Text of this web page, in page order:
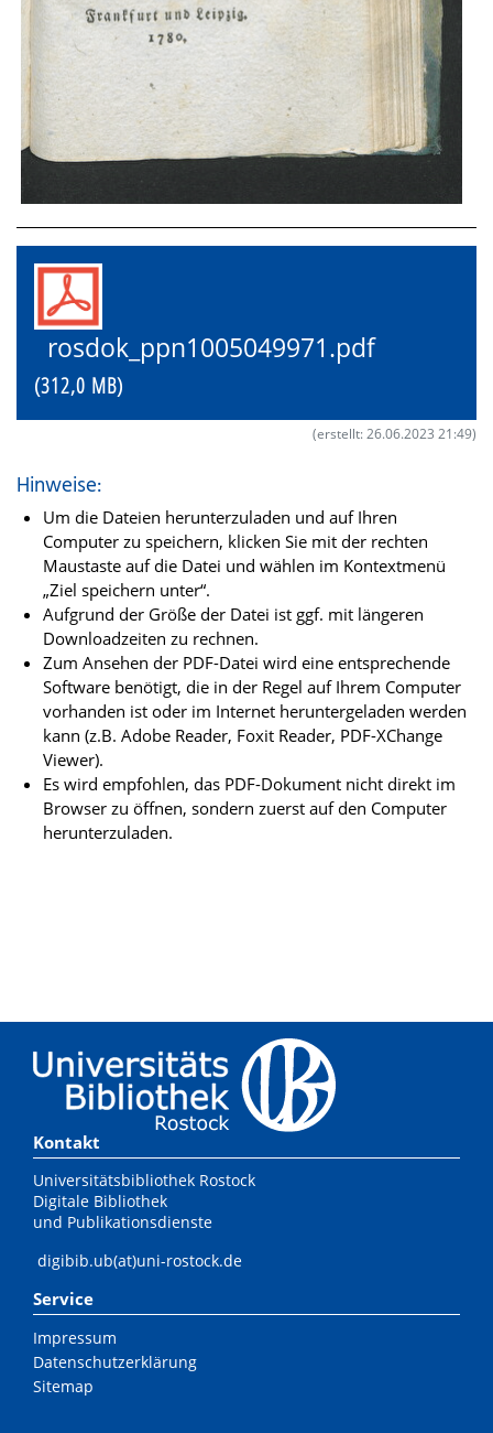
rosdok_ppn1005049971.pdf
(312,0 MB)
(erstellt: 26.06.2023 21:49)
Hinweise:
Um die Dateien herunterzuladen und auf Ihren
Computer zu speichern, klicken Sie mit der rechten
Maustaste auf die Datei und wählen im Kontextmenü
„Ziel speichern unter“.
Aufgrund der Größe der Datei ist ggf. mit längeren
Downloadzeiten zu rechnen.
Zum Ansehen der PDF-Datei wird eine entsprechende
Software benötigt, die in der Regel auf Ihrem Computer
vorhanden ist oder im Internet heruntergeladen werden
kann (z.B. Adobe Reader, Foxit Reader, PDF-XChange
Viewer).
Es wird empfohlen, das PDF-Dokument nicht direkt im
Browser zu öffnen, sondern zuerst auf den Computer
herunterzuladen.
Kontakt
Universitätsbibliothek Rostock
Digitale Bibliothek
und Publikationsdienste
digibib.ub(at)uni-rostock.de
Service
Impressum
Datenschutzerklärung
Sitemap